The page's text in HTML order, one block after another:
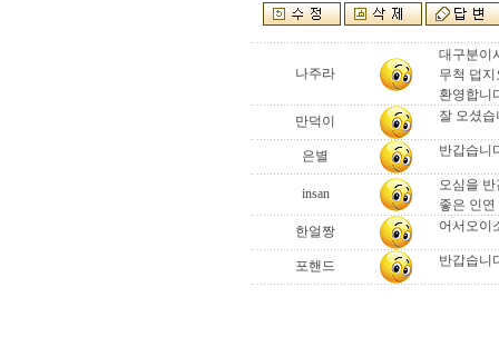
나주라
대구분이
무척 덥지
환영합니
만덕이
잘 오셨습
은별 반갑습니
insan
오심을
좋은 인
한얼짱
어서오이
포핸드 반갑습니